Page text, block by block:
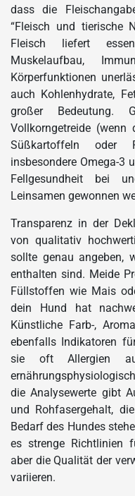
dass die
“Fleisch und tierische
Fleisch liefert
Muskelaufbau,
Körperfunktionen
auch Kohlenhydrate,
großer Bedeutung.
Vollkorngetreide
Süßkartoffeln oder
insbesondere Omega-3
Fellgesundheit bei
Leinsamen gewonnen
Transparenz in der
von qualitativ
sollte genau angeben,
enthalten sind. Meide
Füllstoffen wie Mais
dein Hund hat
Künstliche Farb-,
ebenfalls Indikatoren
sie oft Allergien
die Analysewerte gibt
und Rohfasergehalt,
Bedarf des Hundes
es strenge Richtlinien
aber die Qualität der
variieren.